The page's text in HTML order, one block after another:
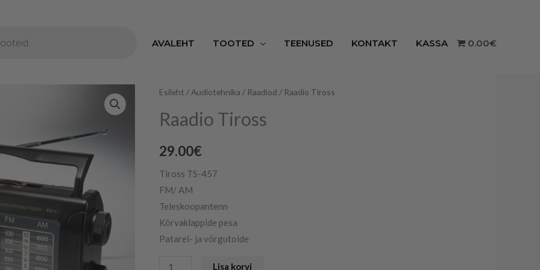
AVALEHT
TOOTED TEENUSED KONTAKT KASSA 0.00€
Esileht / Audiotehnika / Raadiod / Raadio Tiross
Raadio Tiross
29.00€
Tiross TS-457
FM/ AM
Teleskoopantenn
Kõrvaklappide pesa
Patarei- ja võrgutoide
Raadio
kogus
Lisa korvi